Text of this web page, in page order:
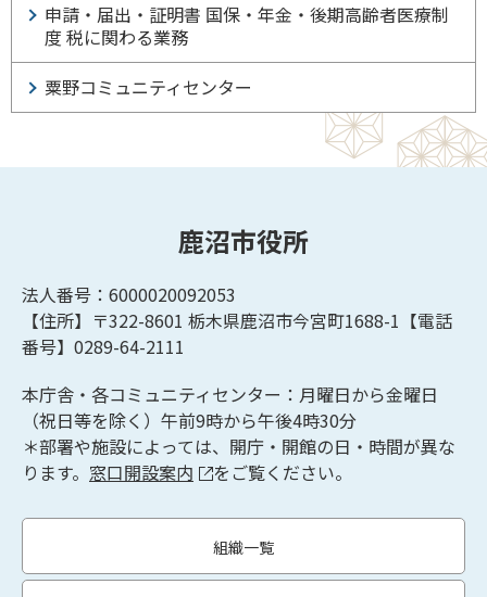
申請・届出・証明書 国保・年金・後期高齢者医療制
度 税に関わる業務
粟野コミュニティセンター
鹿沼市役所
法人番号：6000020092053
【住所】〒322-8601 栃木県鹿沼市今宮町1688-1【電話
番号】0289-64-2111
本庁舎・各コミュニティセンター：月曜日から金曜日
（祝日等を除く）午前9時から午後4時30分
＊部署や施設によっては、開庁・開館の日・時間が異な
ります。 窓口開設案内 をご覧ください。
組織一覧